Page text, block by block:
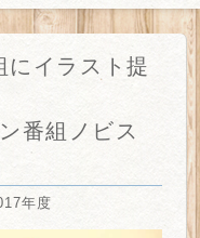
にイラスト提
番組ノビス
年度